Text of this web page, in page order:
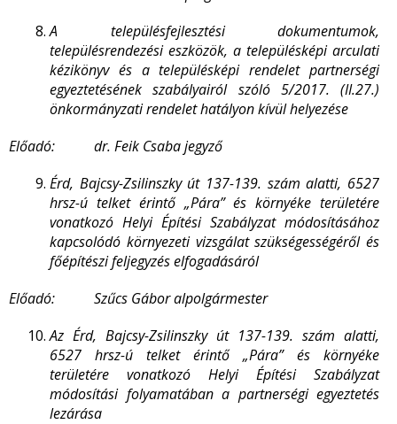
A településfejlesztési dokumentumok,
településrendezési eszközök, a településképi arculati
kézikönyv és a településképi rendelet partnerségi
egyeztetésének szabályairól szóló 5/2017. (II.27.)
önkormányzati rendelet hatályon kívül helyezése
Előadó: dr. Feik Csaba jegyző
Érd, Bajcsy-Zsilinszky út 137-139. szám alatti, 6527
hrsz-ú telket érintő „Pára” és környéke területére
vonatkozó Helyi Építési Szabályzat módosításához
kapcsolódó környezeti vizsgálat szükségességéről és
főépítészi feljegyzés elfogadásáról
Előadó: Szűcs Gábor alpolgármester
Az Érd, Bajcsy-Zsilinszky út 137-139. szám alatti,
6527 hrsz-ú telket érintő „Pára” és környéke
területére vonatkozó Helyi Építési Szabályzat
módosítási folyamatában a partnerségi egyeztetés
lezárása